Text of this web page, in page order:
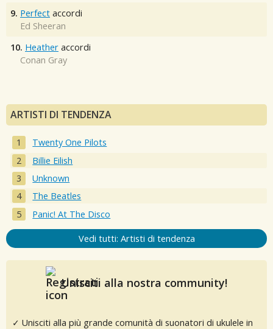
9. Perfect accordi
Ed Sheeran
10. Heather accordi
Conan Gray
ARTISTI DI TENDENZA
Twenty One Pilots
Billie Eilish
Unknown
The Beatles
Panic! At The Disco
Vedi tutti: Artisti di tendenza
Unisciti alla nostra community!
✓ Unisciti alla più grande comunità di suonatori di ukulele in